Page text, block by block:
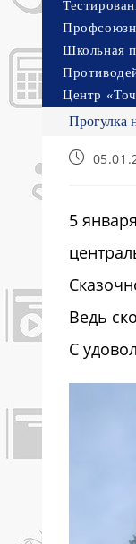
Школьная
Центр
Прогулка
Запись
5
Ведь
С